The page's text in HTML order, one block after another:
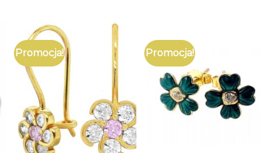
Promocja! Promocja!